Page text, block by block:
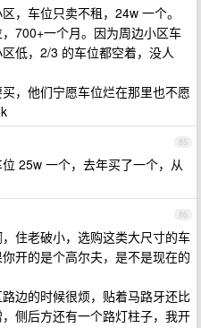
，车位只卖不租，24w 一个。
700+一个月。因为周边小区车
低，2/3 的车位都空着，没人
，他们宁愿车位烂在那里也不愿
85
25w 一个，去年买了一个，从
86
住老破小，选购这类大尺寸的车
开的是个高尔夫，是不是现在的
边的时候很烦，贴着马路牙还比
侧后方还有一个路灯柱子，我开